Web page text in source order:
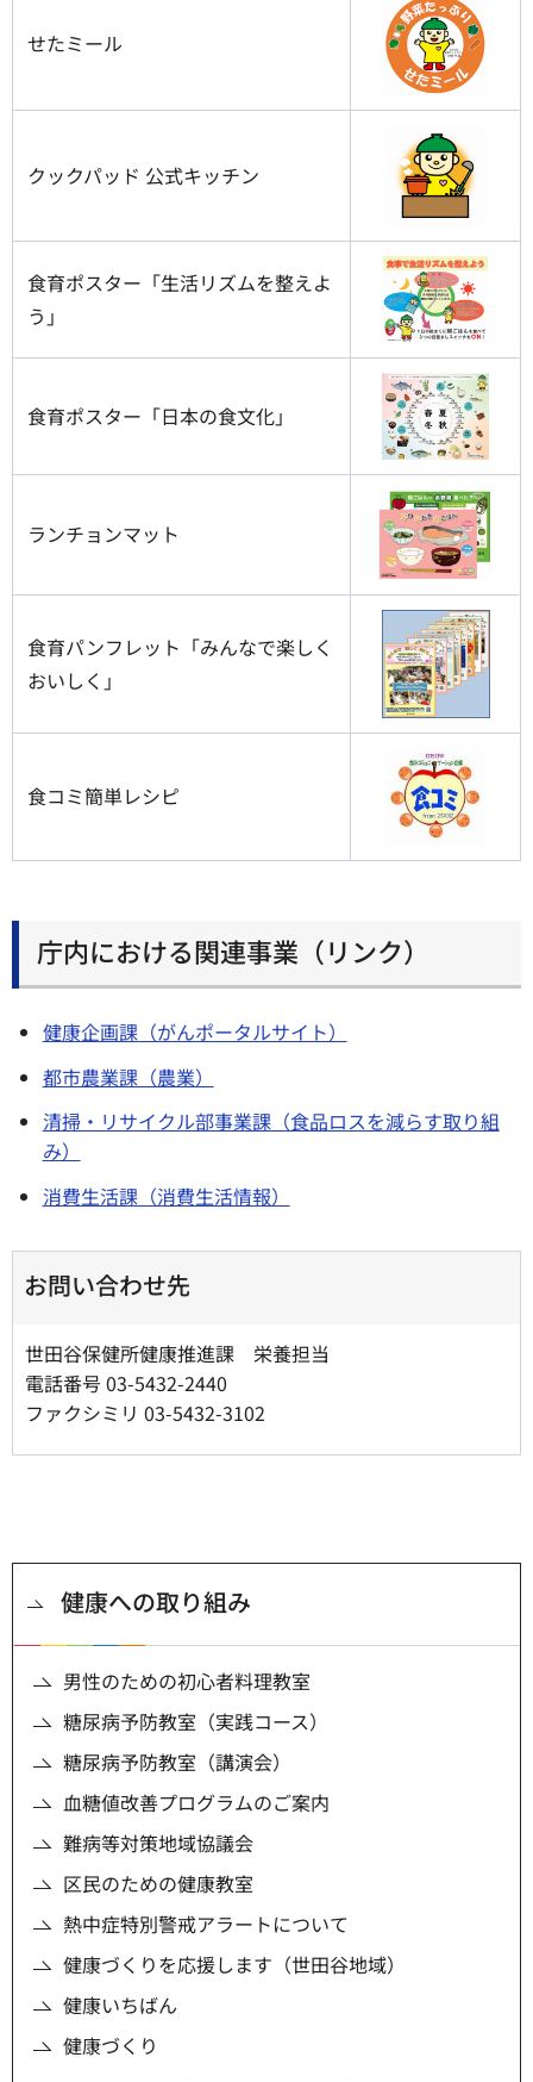
せたミール
クックパッド 公式キッチン
食育ポスター「生活リズムを整えよ
う」
食育ポスター「日本の食文化」
ランチョンマット
食育パンフレット「みんなで楽しく
おいしく」
食コミ簡単レシピ
庁内における関連事業（リンク）
健康企画課（がんポータルサイト）
都市農業課（農業）
清掃・リサイクル部事業課（食品ロスを減らす取り組
み）
消費生活課（消費生活情報）
お問い合わせ先
世田谷保健所健康推進課 栄養担当
電話番号 03-5432-2440
ファクシミリ 03-5432-3102
健康への取り組み
男性のための初心者料理教室
糖尿病予防教室（実践コース）
糖尿病予防教室（講演会）
血糖値改善プログラムのご案内
難病等対策地域協議会
区民のための健康教室
熱中症特別警戒アラートについて
健康づくりを応援します（世田谷地域）
健康いちばん
健康づくり